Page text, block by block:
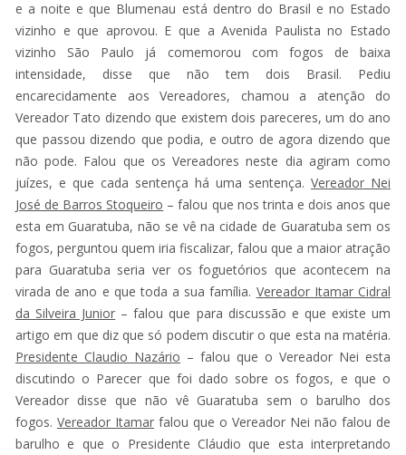
e a noite e que Blumenau está dentro do Brasil e no Estado
vizinho e que aprovou. E que a Avenida Paulista no Estado
vizinho São Paulo já comemorou com fogos de baixa
intensidade, disse que não tem dois Brasil. Pediu
encarecidamente aos Vereadores, chamou a atenção do
Vereador Tato dizendo que existem dois pareceres, um do ano
que passou dizendo que podia, e outro de agora dizendo que
não pode. Falou que os Vereadores neste dia agiram como
juízes, e que cada sentença há uma sentença. Vereador Nei
José de Barros Stoqueiro – falou que nos trinta e dois anos que
esta em Guaratuba, não se vê na cidade de Guaratuba sem os
fogos, perguntou quem iria fiscalizar, falou que a maior atração
para Guaratuba seria ver os foguetórios que acontecem na
virada de ano e que toda a sua família. Vereador Itamar Cidral
da Silveira Junior – falou que para discussão e que existe um
artigo em que diz que só podem discutir o que esta na matéria.
Presidente Claudio Nazário – falou que o Vereador Nei esta
discutindo o Parecer que foi dado sobre os fogos, e que o
Vereador disse que não vê Guaratuba sem o barulho dos
fogos. Vereador Itamar falou que o Vereador Nei não falou de
barulho e que o Presidente Cláudio que esta interpretando